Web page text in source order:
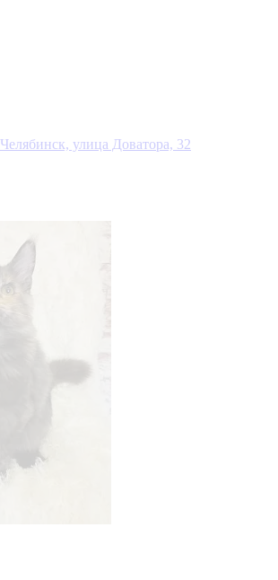
Челябинск, улица Доватора, 32